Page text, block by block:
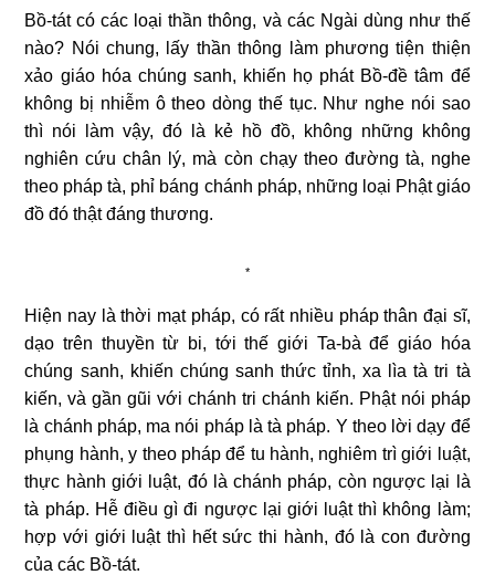
Bồ-tát có các loại thần thông, và các Ngài dùng như thế
nào? Nói chung, lấy thần thông làm phương tiện thiện
xảo giáo hóa chúng sanh, khiến họ phát Bồ-đề tâm để
không bị nhiễm ô theo dòng thế tục. Như nghe nói sao
thì nói làm vậy, đó là kẻ hồ đồ, không những không
nghiên cứu chân lý, mà còn chạy theo đường tà, nghe
theo pháp tà, phỉ báng chánh pháp, những loại Phật giáo
đồ đó thật đáng thương.
*
Hiện nay là thời mạt pháp, có rất nhiều pháp thân đại sĩ,
dạo trên thuyền từ bi, tới thế giới Ta-bà để giáo hóa
chúng sanh, khiến chúng sanh thức tỉnh, xa lìa tà tri tà
kiến, và gần gũi với chánh tri chánh kiến. Phật nói pháp
là chánh pháp, ma nói pháp là tà pháp. Y theo lời dạy để
phụng hành, y theo pháp để tu hành, nghiêm trì giới luật,
thực hành giới luật, đó là chánh pháp, còn ngược lại là
tà pháp. Hễ điều gì đi ngược lại giới luật thì không làm;
hợp với giới luật thì hết sức thi hành, đó là con đường
của các Bồ-tát.